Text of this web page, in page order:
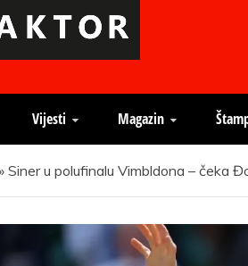
magazin
Vijesti Magazin
Siner u polufinalu Vimbldona – čeka